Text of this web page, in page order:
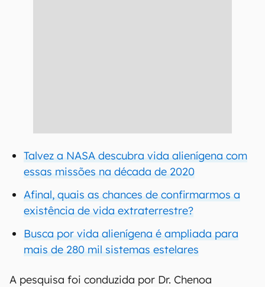
Talvez a NASA descubra vida alienígena com
essas missões na década de 2020
Afinal, quais as chances de confirmarmos a
existência de vida extraterrestre?
Busca por vida alienígena é ampliada para
mais de 280 mil sistemas estelares
A pesquisa foi conduzida por Dr. Chenoa